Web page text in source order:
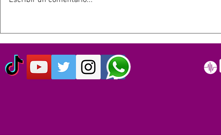
CUMPLEN 40 AÑOS DEL LIVE
AID: EL EVENTO QUE
ORIGINO EL DÍA MUNDIAL
DEL ROCK
SIMPSON